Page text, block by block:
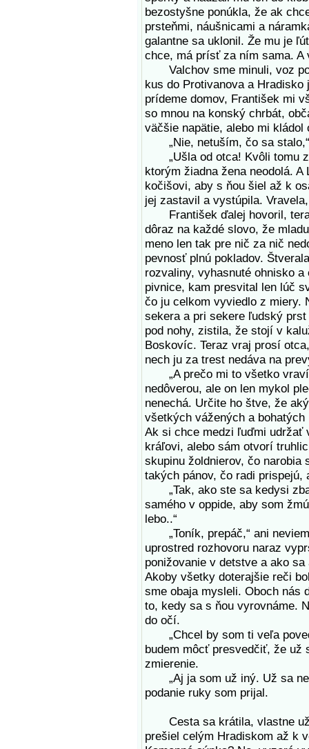
bezostyšne ponúkla, že ak
prsteňmi, náušnicami a
galantne sa uklonil. Že mu je
chce, má prísť za ním sama. A
Valchov sme minuli, voz
kus do Protivanova a
prídeme domov, František mi
so mnou na konský chrbát,
väčšie napätie, alebo mi
„Nie, netuším, čo sa stalo,“
„Ušla od otca! Kvôli tomu
ktorým žiadna žena neodolá.
kočišovi, aby s ňou šiel až k
jej zastavil a vystúpila.
František ďalej hovoril,
dôraz na každé slovo, že
meno len tak pre nič za nič
pevnosť plnú pokladov.
rozvaliny, vyhasnuté ohnisko
pivnice, kam presvital len lúč
čo ju celkom vyviedlo z miery.
sekera a pri sekere ľudský
pod nohy, zistila, že stojí v
Boskovíc. Teraz vraj prosí
nech ju za trest nedáva na
„A prečo mi to všetko
nedôverou, ale on len mykol
nenechá. Určite ho štve, že
všetkých vážených a
Ak si chce medzi ľuďmi udržať
kráľovi, alebo sám otvorí
skupinu žoldnierov, čo narobia
takých pánov, čo radi prispejú,
„Tak, ako ste sa kedysi
samého v oppide, aby som
lebo..“
„Toník, prepáč,“ ani
uprostred rozhovoru naraz
ponižovanie v detstve a ako
Akoby všetky doterajšie reči
sme obaja mysleli. Oboch nás
to, kedy sa s ňou vyrovnáme.
do očí.
„Chcel by som ti veľa
budem môcť presvedčiť, že už
zmierenie.
„Aj ja som už iný. Už sa
podanie ruky som prijal.
Cesta sa krátila, vlastne už
prešiel celým Hradiskom až k